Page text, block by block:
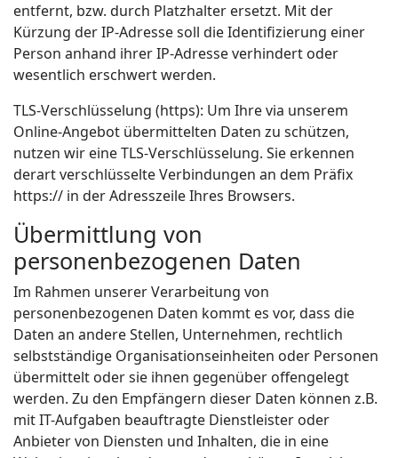
entfernt, bzw. durch Platzhalter ersetzt. Mit der
Kürzung der IP-Adresse soll die Identifizierung einer
Person anhand ihrer IP-Adresse verhindert oder
wesentlich erschwert werden.
TLS-Verschlüsselung (https): Um Ihre via unserem
Online-Angebot übermittelten Daten zu schützen,
nutzen wir eine TLS-Verschlüsselung. Sie erkennen
derart verschlüsselte Verbindungen an dem Präfix
https:// in der Adresszeile Ihres Browsers.
Übermittlung von
personenbezogenen Daten
Im Rahmen unserer Verarbeitung von
personenbezogenen Daten kommt es vor, dass die
Daten an andere Stellen, Unternehmen, rechtlich
selbstständige Organisationseinheiten oder Personen
übermittelt oder sie ihnen gegenüber offengelegt
werden. Zu den Empfängern dieser Daten können z.B.
mit IT-Aufgaben beauftragte Dienstleister oder
Anbieter von Diensten und Inhalten, die in eine